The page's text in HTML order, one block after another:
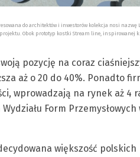
do architektów i inwestorów kolekcja nosi nazwę
Obok prototyp kostki Stream line, inspirowanej
pozycję na coraz
aż o 20 do 40%. Ponadto
wprowadzają na rynek aż 4
Form Przemysłowych
większość polskich